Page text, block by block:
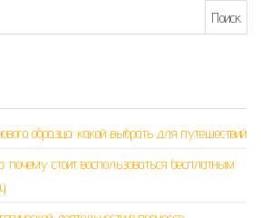
образца: какой выбрать для путешествий
стоит воспользоваться бесплатным